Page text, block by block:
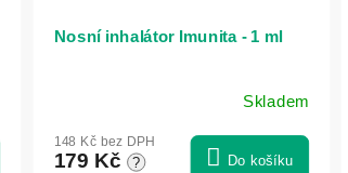
Nosní inhalátor Imunita - 1 ml
produktu
Skladem
148 Kč bez DPH
179 Kč ? Do košíku